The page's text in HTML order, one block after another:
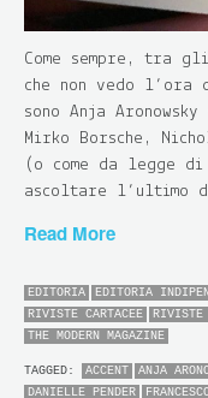
Come sempre, tra
che non vedo l’ora
sono Anja
Mirko Borsche,
(o come da legge
ascoltare l’ultimo
Read More
EDITORIA EDITORIA
RIVISTE CARTACEE
RIVISTE
THE MODERN MAGAZINE
TAGGED: ACCENT
ANJA
DANIELLE PENDER